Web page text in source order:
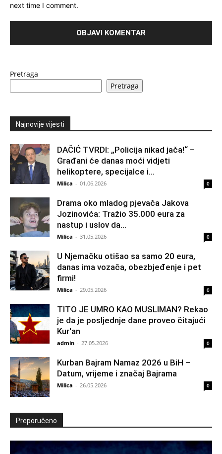
next time I comment.
Pretraga
Pretraga
Najnovije vijesti
DAČIĆ TVRDI: „Policija nikad jača!“ –
Građani će danas moći vidjeti
helikoptere, specijalce i...
Milica - 01.06.2026 0
Drama oko mladog pjevača Jakova
Jozinovića: Tražio 35.000 eura za
nastup i uslov da...
Milica - 31.05.2026 0
U Njemačku otišao sa samo 20 eura,
danas ima vozača, obezbjeđenje i pet
firmi!
Milica - 29.05.2026 0
TITO JE UMRO KAO MUSLIMAN? Rekao
je da je posljednje dane proveo čitajući
Kur'an
admin - 27.05.2026 0
Kurban Bajram Namaz 2026 u BiH –
Datum, vrijeme i značaj Bajrama
Milica - 26.05.2026 0
Preporučeno